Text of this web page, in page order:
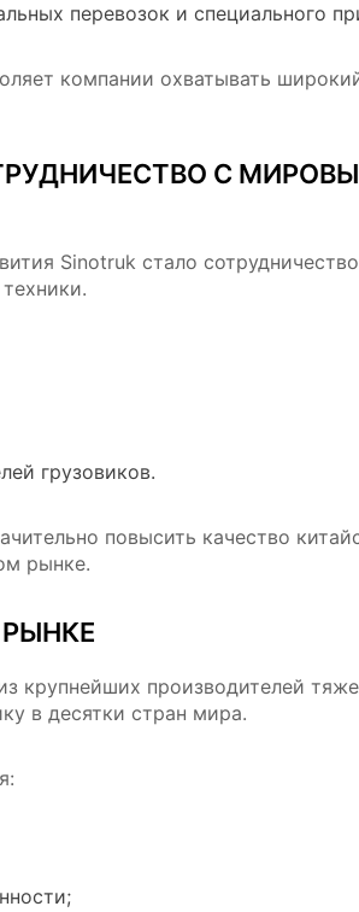
перевозок и специального
компании охватывать
С
Sinotruk стало
грузовиков.
повысить качество
рынке.
РЫНКЕ
крупнейших производителей
в десятки стран мира.